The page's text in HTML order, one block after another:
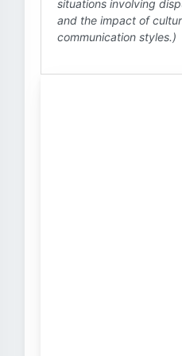
situations involving
and the impact of
communication styles.)